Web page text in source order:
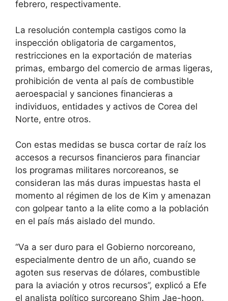
febrero, respectivamente.
La resolución contempla castigos como la
inspección obligatoria de cargamentos,
restricciones en la exportación de materias
primas, embargo del comercio de armas ligeras,
prohibición de venta al país de combustible
aeroespacial y sanciones financieras a
individuos, entidades y activos de Corea del
Norte, entre otros.
Con estas medidas se busca cortar de raíz los
accesos a recursos financieros para financiar
los programas militares norcoreanos, se
consideran las más duras impuestas hasta el
momento al régimen de los de Kim y amenazan
con golpear tanto a la elite como a la población
en el país más aislado del mundo.
“Va a ser duro para el Gobierno norcoreano,
especialmente dentro de un año, cuando se
agoten sus reservas de dólares, combustible
para la aviación y otros recursos”, explicó a Efe
el analista político surcoreano Shim Jae-hoon.